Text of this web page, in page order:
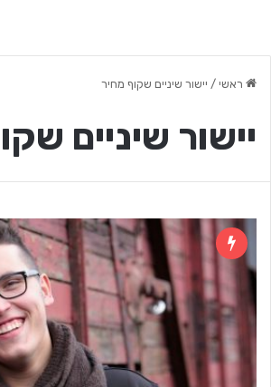
ראשי / יישור שיניים שקוף מחיר
יישור שיניים